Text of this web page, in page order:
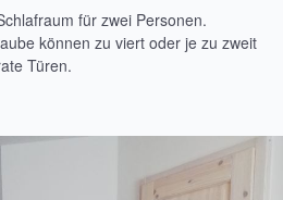
für zwei Personen.
können zu viert oder je zu zweit
Türen.